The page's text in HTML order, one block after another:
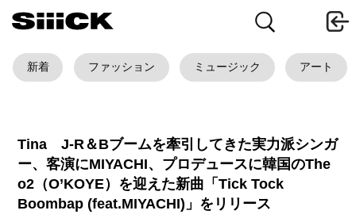
新着 ファッション ミュージック アート
Tina J-R＆Bブームを牽引してきた実力派シンガ
ー、客演にMIYACHI、プロデュースに韓国のThe
o2（O’KOYE）を迎えた新曲「Tick Tock
Boombap (feat.MIYACHI)」をリリース